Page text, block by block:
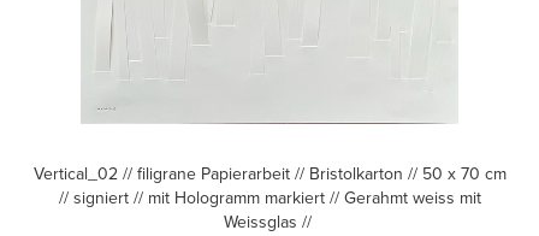
Vertical_02 // filigrane Papierarbeit // Bristolkarton // 50 x 70 cm
// signiert // mit Hologramm markiert // Gerahmt weiss mit
Weissglas //